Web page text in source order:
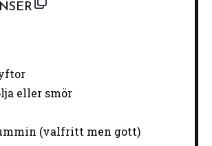
eller smör
(valfritt men gott)